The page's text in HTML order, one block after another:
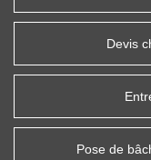
Devis
Pose de